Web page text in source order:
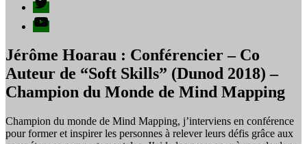
YouTube
Jérôme Hoarau : Conférencier – Co
Auteur de “Soft Skills” (Dunod 2018) –
Champion du Monde de Mind Mapping
Champion du monde de Mind Mapping, j’interviens en conférence
pour former et inspirer les personnes à relever leurs défis grâce aux